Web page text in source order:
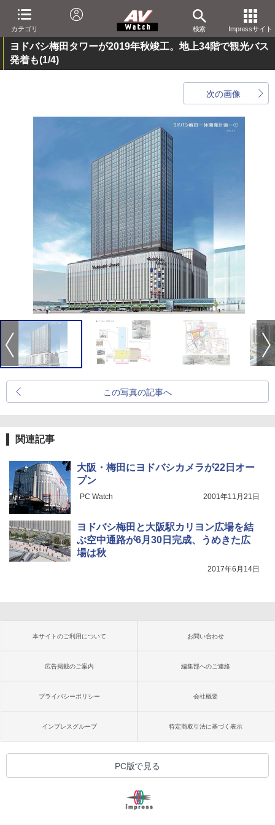
カテゴリ 検索 Impressサイト
ヨドバシ梅田タワーが2019年秋竣工。地上34階で観光バス
発着も(1/4)
次の画像
この写真の記事へ
関連記事
大阪・梅田にヨドバシカメラが22日オー
プン
PC Watch 2001年11月21日
ヨドバシ梅田と大阪駅カリヨン広場を結
ぶ空中通路が6月30日完成、うめきた広
場は秋
2017年6月14日
本サイトのご利用について お問い合わせ
広告掲載のご案内 編集部へのご連絡
プライバシーポリシー 会社概要
インプレスグループ 特定商取引法に基づく表示
PC版で見る